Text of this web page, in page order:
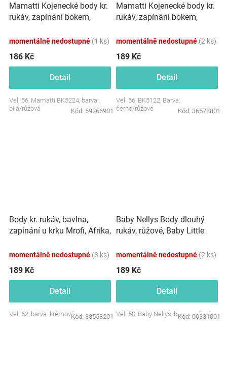
Mamatti Kojenecké body kr.
rukáv, zapínání bokem,
momentálně nedostupné (1 ks)
186 Kč
Detail
Vel. 56, Mamatti BK5224, barva:
bílá/růžová
Kód: 59266901
Mamatti Kojenecké body kr.
rukáv, zapínání bokem,
černo/růžové
momentálně nedostupné (2 ks)
189 Kč
Detail
Vel. 56, BK5122, Barva:
černo/růžové
Kód: 36578801
Body kr. rukáv, bavlna,
zapínání u krku Mrofi, Afrika,
momentálně nedostupné (3 ks)
189 Kč
Detail
Vel. 62, barva: krémováKód: 38558201
Baby Nellys Body dlouhý
rukáv, růžové, Baby Little
momentálně nedostupné (2 ks)
189 Kč
Detail
Vel. 50, Baby Nellys, barva: ružová
Kód: 00331001